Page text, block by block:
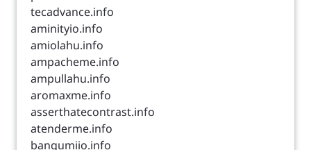
tecadvance.info
aminityio.info
amiolahu.info
ampacheme.info
ampullahu.info
aromaxme.info
asserthatecontrast.info
atenderme.info
bangumiio.info